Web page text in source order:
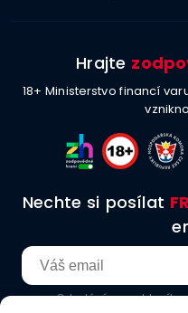
Hrajte
18+ Ministerstvo financí
Nechte si posílat
Odesláním souhlasíte